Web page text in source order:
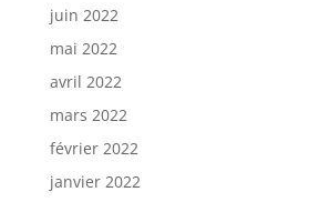
juin 2022
mai 2022
avril 2022
mars 2022
février 2022
janvier 2022